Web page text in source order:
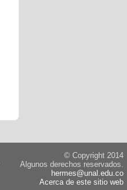
© Copyright 2014
Algunos derechos reservados.
hermes@unal.edu.co
Acerca de este sitio web